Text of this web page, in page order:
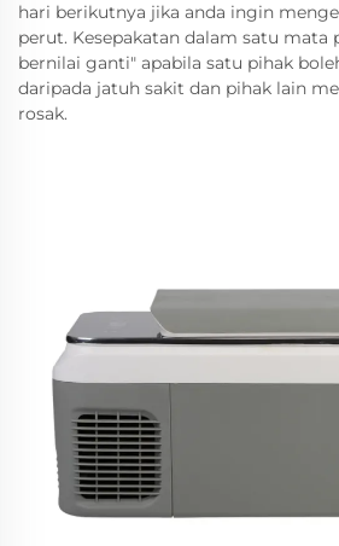
hari berikutnya jika anda ingin
perut. Kesepakatan dalam satu mata
bernilai ganti" apabila satu pihak
daripada jatuh sakit dan pihak lain
rosak.